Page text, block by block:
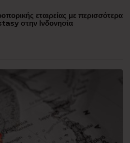
εταιρείας με περισσότερα
στην Ινδονησία